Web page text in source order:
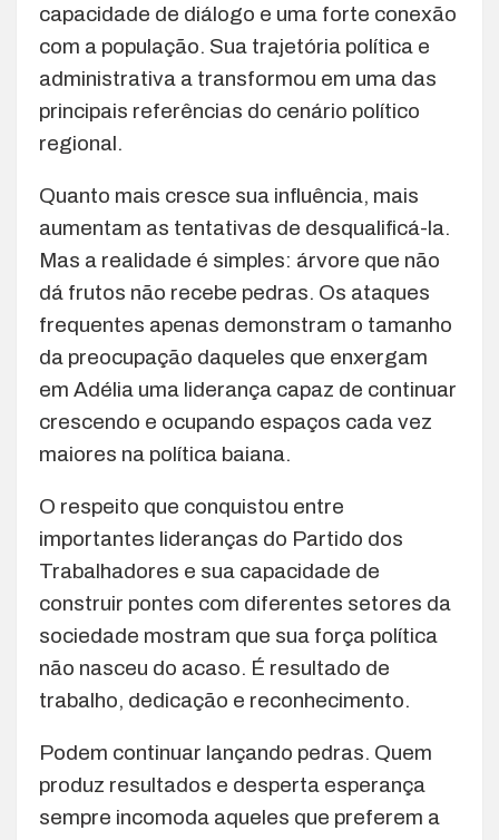
capacidade de diálogo e uma forte conexão
com a população. Sua trajetória política e
administrativa a transformou em uma das
principais referências do cenário político
regional.
Quanto mais cresce sua influência, mais
aumentam as tentativas de desqualificá-la.
Mas a realidade é simples: árvore que não
dá frutos não recebe pedras. Os ataques
frequentes apenas demonstram o tamanho
da preocupação daqueles que enxergam
em Adélia uma liderança capaz de continuar
crescendo e ocupando espaços cada vez
maiores na política baiana.
O respeito que conquistou entre
importantes lideranças do Partido dos
Trabalhadores e sua capacidade de
construir pontes com diferentes setores da
sociedade mostram que sua força política
não nasceu do acaso. É resultado de
trabalho, dedicação e reconhecimento.
Podem continuar lançando pedras. Quem
produz resultados e desperta esperança
sempre incomoda aqueles que preferem a